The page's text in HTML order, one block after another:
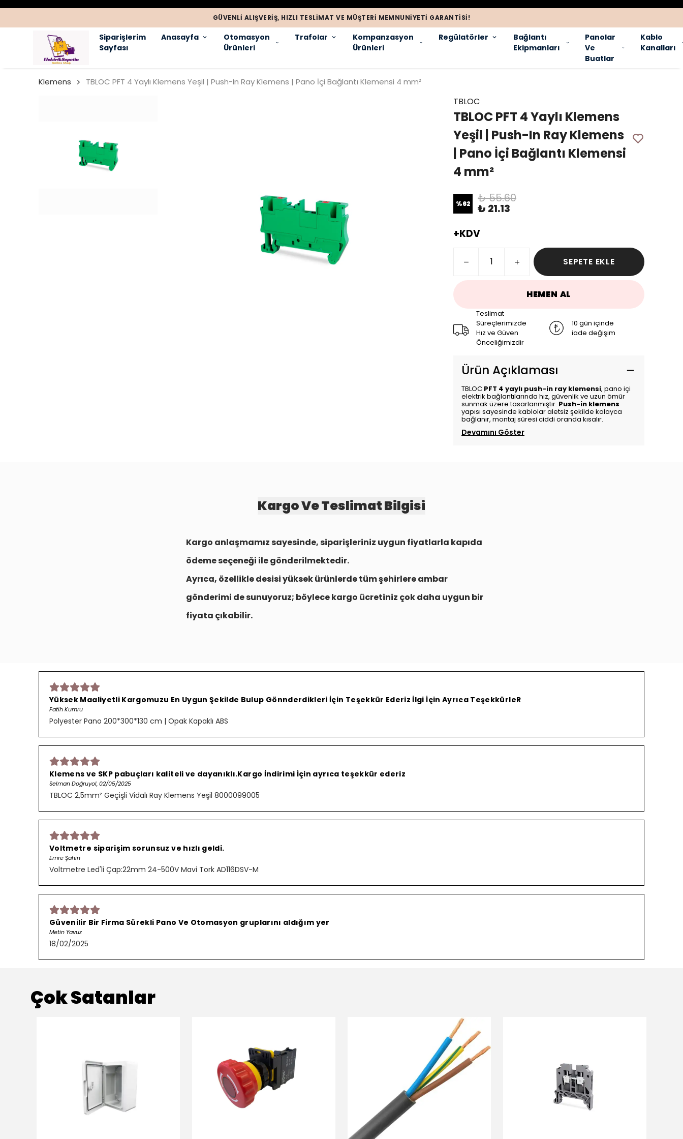
GÜVENLI ALIŞVERIŞ, HIZLI TESLIMAT VE MÜŞTERI MEMNUNIYETI GARANTISI!
Siparişlerim
Sayfası
Anasayfa
Otomasyon
Ürünleri
Trafolar
Kompanzasyon
Ürünleri
Regülatörler
Bağlantı
Ekipmanları
Panolar
Ve
Buatlar
Kablo
Kanalları
Klemens TBLOC PFT 4 Yaylı Klemens Yeşil | Push-In Ray Klemens | Pano İçi Bağlantı Klemensi 4 mm²
TBLOC
TBLOC PFT 4 Yaylı Klemens
Yeşil | Push-In Ray Klemens
| Pano İçi Bağlantı Klemensi
4 mm²
%62 ₺ 55.60
₺ 21.13
+KDV
SEPETE EKLE
HEMEN AL
Teslimat
Süreçlerimizde
Hız ve Güven
Önceliğimizdir
10 gün içinde
iade değişim
Ürün Açıklaması
TBLOC PFT 4 yaylı push-in ray klemensi, pano içi
elektrik bağlantılarında hız, güvenlik ve uzun ömür
sunmak üzere tasarlanmıştır. Push-in klemens
yapısı sayesinde kablolar aletsiz şekilde kolayca
bağlanır, montaj süresi ciddi oranda kısalır.
Devamını Göster
Kargo Ve Teslimat Bilgisi
Kargo anlaşmamız sayesinde, siparişleriniz uygun fiyatlarla kapıda
ödeme seçeneği ile gönderilmektedir.
Ayrıca, özellikle desisi yüksek ürünlerde tüm şehirlereambar
gönderimi de sunuyoruz; böylece kargo ücretiniz çok daha uygun bir
fiyata çıkabilir.
Yüksek Maaliyetli Kargomuzu En Uygun Şekilde Bulup Gönnderdikleri İçin Teşekkür Ederiz İlgi İçin Ayrıca TeşekkürleR
Fatih Kumru
Polyester Pano 200*300*130 cm | Opak Kapaklı ABS
Klemens ve SKP pabuçları kaliteli ve dayanıklı.Kargo İndirimi İçin ayrıca teşekkür ederiz
Selman Doğruyol, 02/05/2025
TBLOC 2,5mm² Geçişli Vidalı Ray Klemens Yeşil 8000099005
Voltmetre siparişim sorunsuz ve hızlı geldi.
Emre Şahin
Voltmetre Led'li Çap:22mm 24-500V Mavi Tork AD116DSV-M
Güvenilir Bir Firma Sürekli Pano Ve Otomasyon gruplarını aldığım yer
Metin Yavuz
18/02/2025
Çok Satanlar